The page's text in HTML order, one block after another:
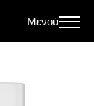
Μενού